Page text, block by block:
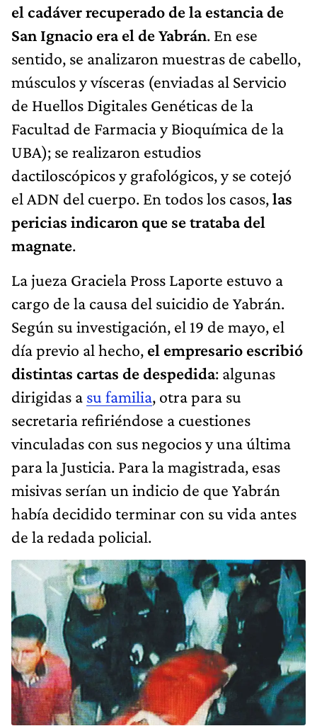
el cadáver recuperado de la estancia de
San Ignacio era el de Yabrán. En ese
sentido, se analizaron muestras de cabello,
músculos y vísceras (enviadas al Servicio
de Huellos Digitales Genéticas de la
Facultad de Farmacia y Bioquímica de la
UBA); se realizaron estudios
dactiloscópicos y grafológicos, y se cotejó
el ADN del cuerpo. En todos los casos,las
pericias indicaron que se trataba del
magnate.
La jueza Graciela Pross Laporte estuvo a
cargo de la causa del suicidio de Yabrán.
Según su investigación, el 19 de mayo, el
día previo al hecho, el empresario escribió
distintas cartas de despedida: algunas
dirigidas a su familia, otra para su
secretaria refiriéndose a cuestiones
vinculadas con sus negocios y una última
para la Justicia. Para la magistrada, esas
misivas serían un indicio de que Yabrán
había decidido terminar con su vida antes
de la redada policial.